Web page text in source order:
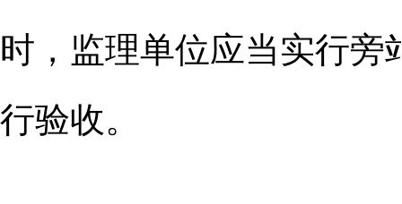
时，监理单位应当实行旁
行验收。